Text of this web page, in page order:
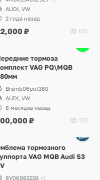
AUDI, VW
2 года назад
₽ 631
тормоза
VAG PQ\MQB
Bremb06pot380
AUDI, VW
8 месяцев назад
₽ 215
тормозного
VAG MQB Audi S3
8V0698221B +1